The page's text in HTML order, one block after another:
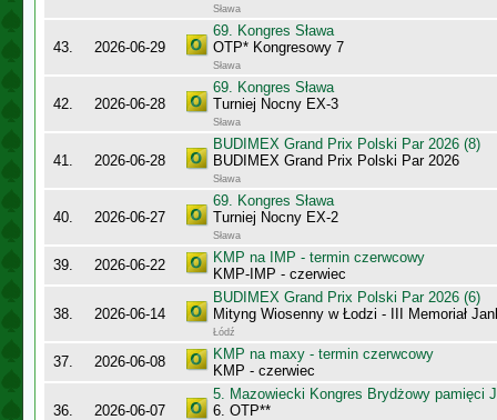
Sława
43. 2026-06-29
69. Kongres Sława
OTP* Kongresowy 7
Sława
42. 2026-06-28
69. Kongres Sława
Turniej Nocny EX-3
Sława
41. 2026-06-28
BUDIMEX Grand Prix Polski Par 2026 (8)
BUDIMEX Grand Prix Polski Par 2026
Sława
40. 2026-06-27
69. Kongres Sława
Turniej Nocny EX-2
Sława
39. 2026-06-22
KMP na IMP - termin czerwcowy
KMP-IMP - czerwiec
38. 2026-06-14
BUDIMEX Grand Prix Polski Par 2026 (6)
Mityng Wiosenny w Łodzi - III Memoriał
Łódź
37. 2026-06-08
KMP na maxy - termin czerwcowy
KMP - czerwiec
36. 2026-06-07
5. Mazowiecki Kongres Brydżowy pamięci
6. OTP**